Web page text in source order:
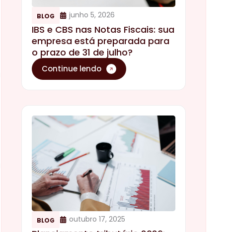
BLOG junho 5, 2026
IBS e CBS nas Notas Fiscais: sua
empresa está preparada para
o prazo de 31 de julho?
Continue lendo
BLOG outubro 17, 2025